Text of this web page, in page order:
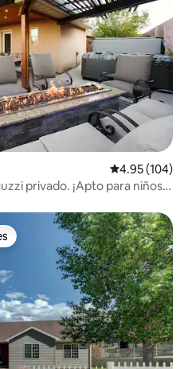
Calificación
4.95 (104)
privado. ¡Apto para niños y